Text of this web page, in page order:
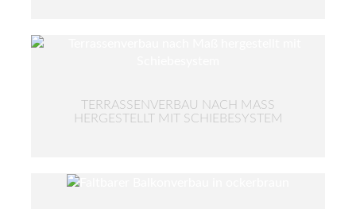
TERRASSENVERBAU NACH MASS H
ERGESTELLT MIT SCHIEBESYSTEM